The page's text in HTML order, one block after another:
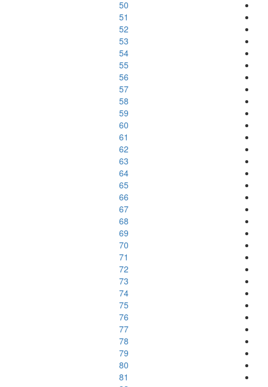
50
51
52
53
54
55
56
57
58
59
60
61
62
63
64
65
66
67
68
69
70
71
72
73
74
75
76
77
78
79
80
81